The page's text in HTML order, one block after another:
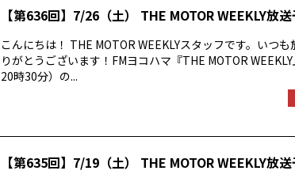
【第636回】7/26（土） THE MOTOR WEEKLY放送
こんにちは！ THE MOTOR WEEKLYスタッフです。いつ
りがとうございます！FMヨコハマ『THE MOTOR
20時30分）の...
【第635回】7/19（土） THE MOTOR WEEKLY放送